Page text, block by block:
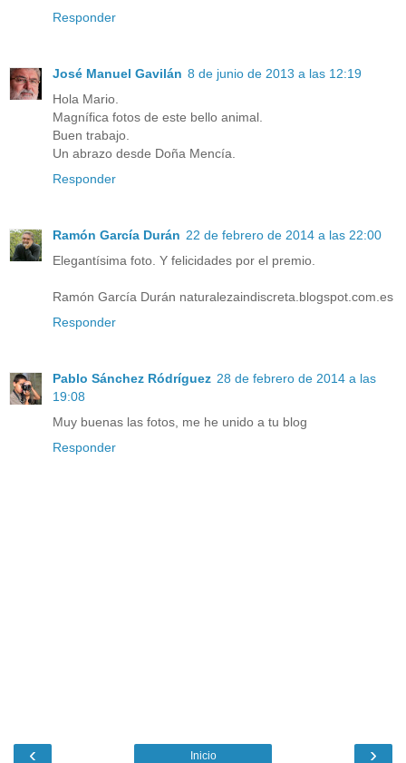
Responder
José Manuel Gavilán 8 de junio de 2013 a las 12:19
Hola Mario.
Magnífica fotos de este bello animal.
Buen trabajo.
Un abrazo desde Doña Mencía.
Responder
Ramón García Durán 22 de febrero de 2014 a las 22:00
Elegantísima foto. Y felicidades por el premio.
Ramón García Durán naturalezaindiscreta.blogspot.com.es
Responder
Pablo Sánchez Ródríguez 28 de febrero de 2014 a las
19:08
Muy buenas las fotos, me he unido a tu blog
Responder
‹ ›
Inicio